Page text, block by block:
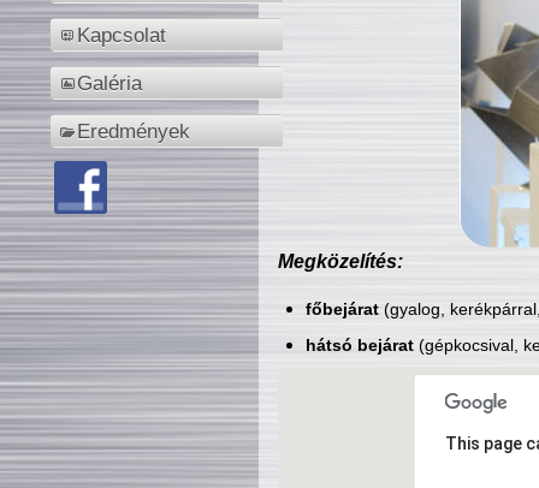
Kapcsolat
Galéria
Eredmények
Megközelítés:
főbejárat(gyalog,
hátsó bejárat(gépkocsival,
This page